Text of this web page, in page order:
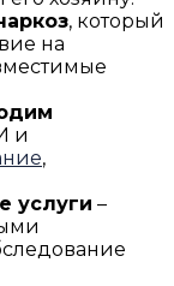
, который
на
и
,
услуги –